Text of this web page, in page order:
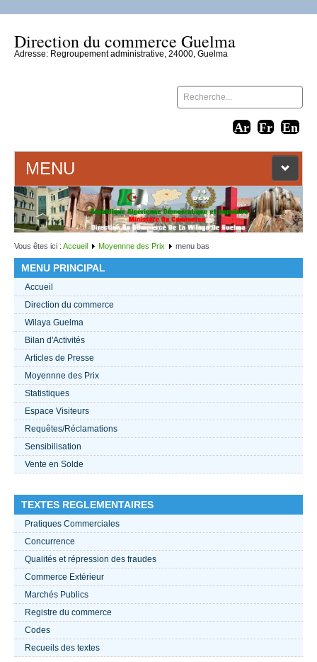
Direction du commerce Guelma
Adresse: Regroupement administrative, 24000, Guelma
MENU
ACCUEIL
LIENS WEB
CONTACT
TEXTES 2021
ACTUALITÉS 2021
????
Vous êtes ici : Accueil Moyennne des Prix menu bas
MENU PRINCIPAL
Accueil
Direction du commerce
Wilaya Guelma
Bilan d'Activités
Articles de Presse
Moyennne des Prix
Statistiques
Espace Visiteurs
Requêtes/Réclamations
Sensibilisation
Vente en Solde
TEXTES REGLEMENTAIRES
Pratiques Commerciales
Concurrence
Qualités et répression des fraudes
Commerce Extérieur
Marchés Publics
Registre du commerce
Codes
Recueils des textes